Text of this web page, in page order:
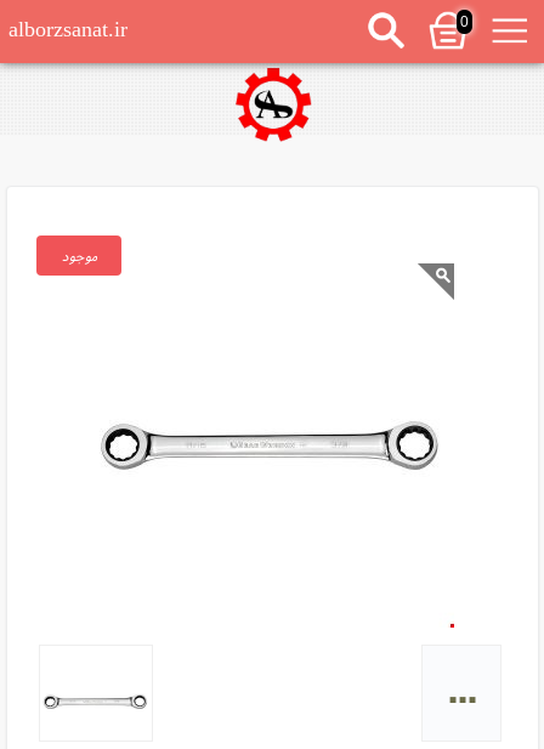
0
alborzsanat.ir
موجود
...